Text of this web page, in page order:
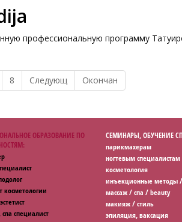
профессиональную программу
8 Следующ Окончан
ОБРАЗОВАНИЕ ПО
косметологии
специалист
СЕМИНАРЫ, ОБУЧЕНИЕ
парикмахерам
ногтевым специалистам
косметология
инъекционные методы
массаж / спа / beauty
макияж / стиль
эпиляция, ваксация